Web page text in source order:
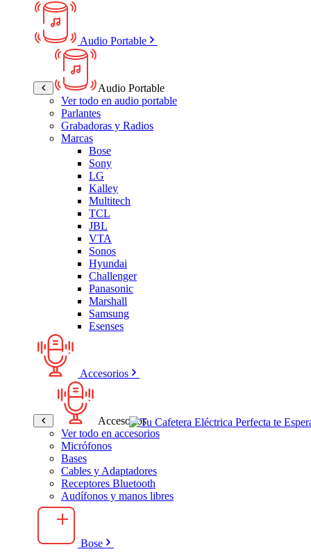
Audio Portable
Audio Portable
Ver todo en audio portable
Parlantes
Grabadoras y Radios
Marcas
Bose
Sony
LG
Kalley
Multitech
TCL
JBL
VTA
Sonos
Hyundai
Challenger
Panasonic
Marshall
Samsung
Esenses
Accesorios
Accesorios
Ver todo en accesorios
Micrófonos
Bases
Cables y Adaptadores
Receptores Bluetooth
Audífonos y manos libres
Bose